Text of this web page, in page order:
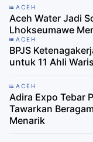
ACEH
Aceh Water Jadi
Lhokseumawe
ACEH
BPJS
untuk 11 Ahli
ACEH
Adira Expo Tebar
Tawarkan
Menarik